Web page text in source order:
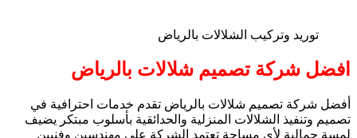
توريد وتركيب الشلالات بالرياض
افضل شركة تصميم شلالات بالرياض
أفضل شركة تصميم شلالات بالرياض تقدم خدمات احترافية في
تصميم وتنفيذ الشلالات المنزلية والحدائقية بأسلوب مبتكر يضيف
لمسة جمالية لأي مساحة تعتمد الشركة على مهندسين وفنيين